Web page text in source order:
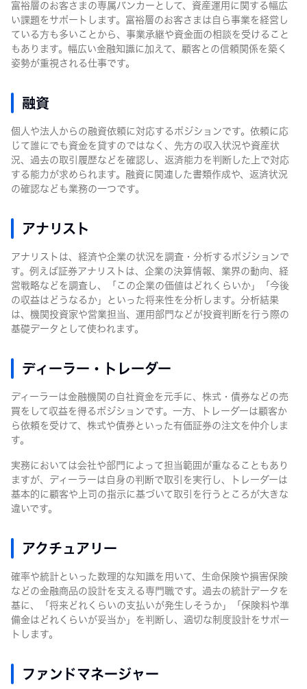
富裕層のお客さまの専属バンカーとして、資産運用に関する幅広
い課題をサポートします。富裕層のお客さまは自ら事業を経営し
ている方も多いことから、事業承継や資金面の相談を受けること
もあります。幅広い金融知識に加えて、顧客との信頼関係を築く
姿勢が重視される仕事です。
融資
個人や法人からの融資依頼に対応するポジションです。依頼に応
じて誰にでも資金を貸すのではなく、先方の収入状況や資産状
況、過去の取引履歴などを確認し、返済能力を判断した上で対応
する能力が求められます。融資に関連した書類作成や、返済状況
の確認なども業務の一つです。
アナリスト
アナリストは、経済や企業の状況を調査・分析するポジションで
す。例えば証券アナリストは、企業の決算情報、業界の動向、経
営戦略などを調査し、「この企業の価値はどれくらいか」「今後
の収益はどうなるか」といった将来性を分析します。分析結果
は、機関投資家や営業担当、運用部門などが投資判断を行う際の
基礎データとして使われます。
ディーラー・トレーダー
ディーラーは金融機関の自社資金を元手に、株式・債券などの売
買をして収益を得るポジションです。一方、トレーダーは顧客か
ら依頼を受けて、株式や債券といった有価証券の注文を仲介しま
す。
実務においては会社や部門によって担当範囲が重なることもあり
ますが、ディーラーは自身の判断で取引を実行し、トレーダーは
基本的に顧客や上司の指示に基づいて取引を行うところが大きな
違いです。
アクチュアリー
確率や統計といった数理的な知識を用いて、生命保険や損害保険
などの金融商品の設計を支える専門職です。過去の統計データを
基に、「将来どれくらいの支払いが発生しそうか」「保険料や準
備金はどれくらいが妥当か」を判断し、適切な制度設計をサポー
トします。
ファンドマネージャー